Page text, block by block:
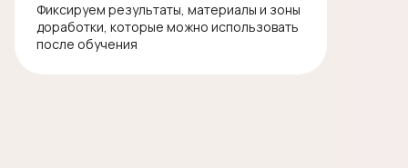
Фиксируем результаты, материалы и зоны
доработки, которые можно использовать
после обучения